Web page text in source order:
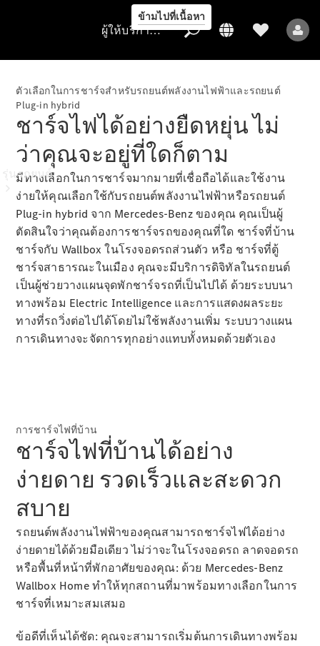
ข้ามไปที่เนื้อหา
ผู้ให้บริการ/
การคุ้มครอง
ข้อมูล
รุ่นรถยนต์
รถยนต์ทุกรุ่น
รถยนต์ไฟฟ้ารุ่นต่างๆ
รถยนต์ปลั๊กอินไฮบริดรุ่นต่างๆ
CLA
Saloon
ไฟฟ้า 100%
C-Class
Saloon
EQE
Saloon
ไฟฟ้า 100%
E-Class
S-Class
ผู้ให้บริการ/การคุ้มครองข้อมูล
ตัวเลือกในการชาร์จสำหรับรถยนต์พลังงานไฟฟ้าและรถยนต์
Plug-in hybrid
ชาร์จไฟได้อย่างยืดหยุ่น ไม่
ว่าคุณจะอยู่ที่ใดก็ตาม
มีทางเลือกในการชาร์จมากมายที่เชื่อถือได้และใช้งาน
ง่ายให้คุณเลือกใช้กับรถยนต์พลังงานไฟฟ้าหรือรถยนต์
Plug-in hybrid จาก Mercedes-Benz ของคุณ คุณเป็นผู้
ตัดสินใจว่าคุณต้องการชาร์จรถของคุณที่ใด ชาร์จที่บ้าน
ชาร์จกับ Wallbox ในโรงจอดรถส่วนตัว หรือ ชาร์จที่ตู้
ชาร์จสาธารณะในเมือง คุณจะมีบริการดิจิทัลในรถยนต์
เป็นผู้ช่วยวางแผนจุดพักชาร์จรถที่เป็นไปได้ ด้วยระบบนา
ทางพร้อม Electric Intelligence และการแสดงผลระยะ
ทางที่รถวิ่งต่อไปได้โดยไม่ใช้พลังงานเพิ่ม ระบบวางแผน
การเดินทางจะจัดการทุกอย่างแทบทั้งหมดด้วยตัวเอง
การชาร์จไฟที่บ้าน
ชาร์จไฟที่บ้านได้อย่าง
ง่ายดาย รวดเร็วและสะดวก
สบาย
รถยนต์พลังงานไฟฟ้าของคุณสามารถชาร์จไฟได้อย่าง
ง่ายดายได้ด้วยมือเดียว ไม่ว่าจะในโรงจอดรถ ลาดจอดรถ
หรือพื้นที่หน้าที่พักอาศัยของคุณ: ด้วย Mercedes-Benz
Wallbox Home ทำให้ทุกสถานที่มาพร้อมทางเลือกในการ
ชาร์จที่เหมาะสมเสมอ
ข้อดีที่เห็นได้ชัด: คุณจะสามารถเริ่มต้นการเดินทางพร้อม